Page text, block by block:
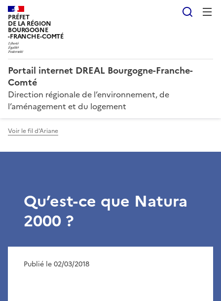
PRÉFET
DE LA RÉGION
BOURGOGNE
-FRANCHE-COMTÉ
Portail internet DREAL Bourgogne-Franche-
Comté
Direction régionale de l’environnement, de
l’aménagement et du logement
Voir le fil d'Ariane
Qu’est-ce que Natura
2000 ?
Publié le 02/03/2018